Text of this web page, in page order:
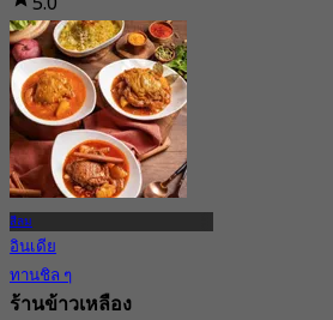
539 การจอง
จาก฿ 999
สีลม
อินเดีย
ทานชิล ๆ
ร้านข้าวเหลือง